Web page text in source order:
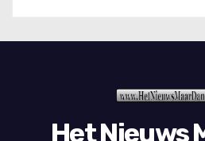
Het Nieuws